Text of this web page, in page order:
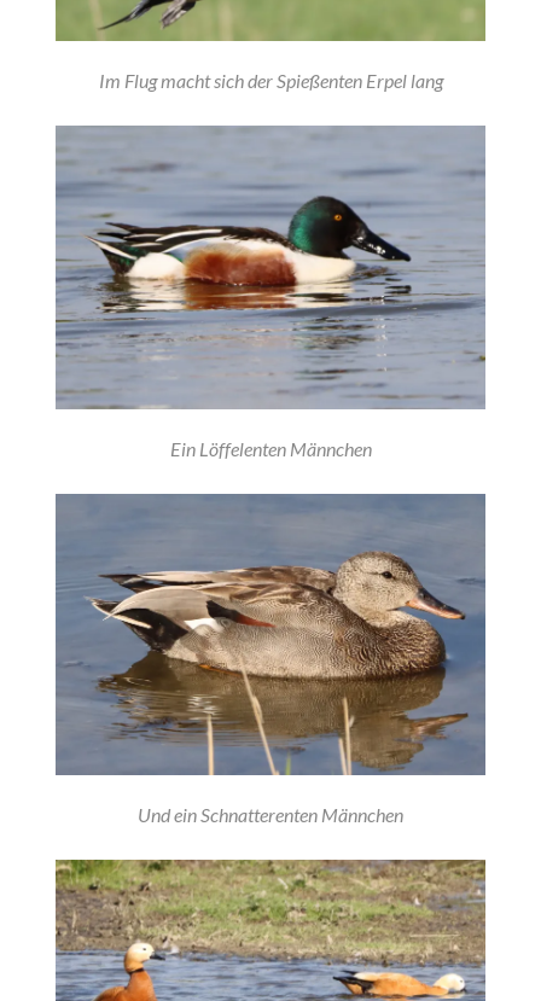
Im Flug macht sich der Spießenten Erpel lang
Ein Löffelenten Männchen
Und ein Schnatterenten Männchen